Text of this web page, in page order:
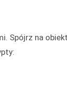
Spójrz na